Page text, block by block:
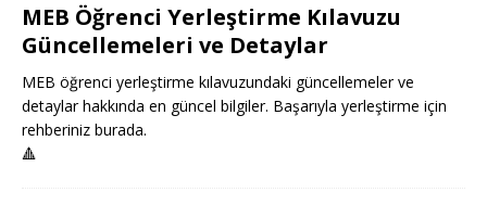
MEB Öğrenci Yerleştirme Kılavuzu
Güncellemeleri ve Detaylar
MEB öğrenci yerleştirme kılavuzundaki güncellemeler ve
detaylar hakkında en güncel bilgiler. Başarıyla yerleştirme için
rehberiniz burada.
🔺